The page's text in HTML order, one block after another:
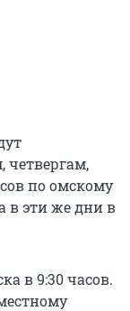
четвергам,
по омскому
в эти же дни в
в 9:30 часов.